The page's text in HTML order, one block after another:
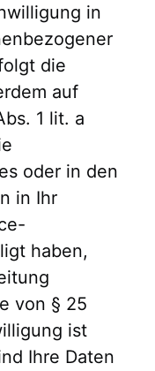
in
die
auf
1 lit. a
oder in den
in Ihr
haben,
von § 25
ist
Ihre Daten